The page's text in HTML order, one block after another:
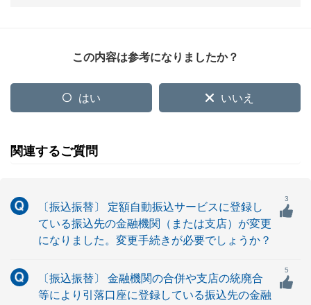
この内容は参考になりましたか？
はい いいえ
関連するご質問
〔振込振替〕 定額自動振込サービスに登録し
ている振込先の金融機関（または支店）が変更
になりました。変更手続きが必要でしょうか？
3
〔振込振替〕 金融機関の合併や支店の統廃合
等により引落口座に登録している振込先の金融
5